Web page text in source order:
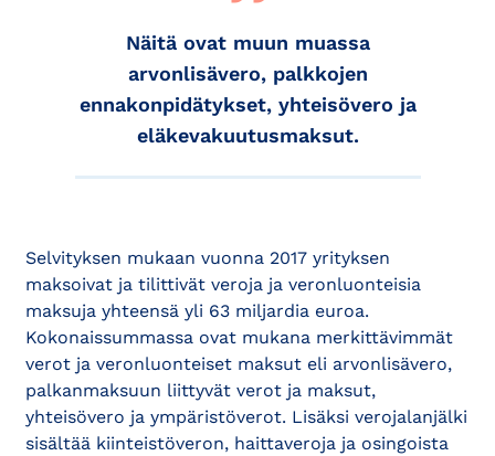
Näitä ovat muun muassa
arvonlisävero, palkkojen
ennakonpidätykset, yhteisövero ja
eläkevakuutusmaksut.
Selvityksen mukaan vuonna 2017 yrityksen
maksoivat ja tilittivät veroja ja veronluonteisia
maksuja yhteensä yli 63 miljardia euroa.
Kokonaissummassa ovat mukana merkittävimmät
verot ja veronluonteiset maksut eli arvonlisävero,
palkanmaksuun liittyvät verot ja maksut,
yhteisövero ja ympäristöverot. Lisäksi verojalanjälki
sisältää kiinteistöveron, haittaveroja ja osingoista